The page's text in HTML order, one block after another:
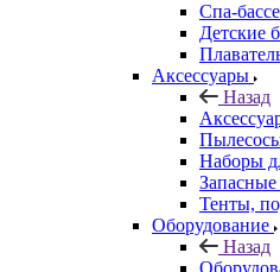
Спа-
Детские
Аксессуары
Назад
Наборы
Запасные
Тенты,
Оборудование
Назад